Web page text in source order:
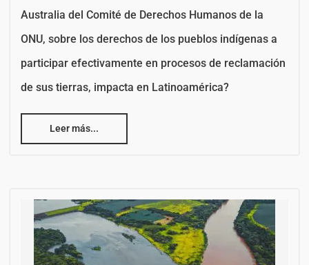
Australia del Comité de Derechos Humanos de la
ONU, sobre los derechos de los pueblos indígenas a
participar efectivamente en procesos de reclamación
de sus tierras, impacta en Latinoamérica?
Leer más...